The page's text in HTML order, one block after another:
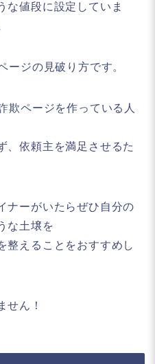
な値段に設定していま
ージの見破り方です。
欺ページを作っている人
、依頼主を満足させるた
ナーがいたらぜひ自分の
な土壌を
整えることをおすすめし
せん！